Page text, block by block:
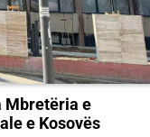
Mbretëria e
e Kosovës